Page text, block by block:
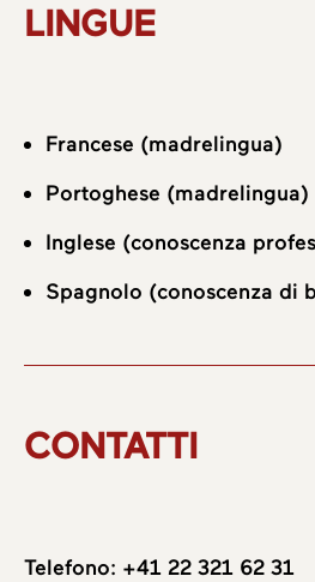
LINGUE
Francese (madrelingua)
Portoghese (madrelingua)
Inglese (conoscenza
Spagnolo (conoscenza di
CONTATTI
Telefono: +41 22 321 62 31